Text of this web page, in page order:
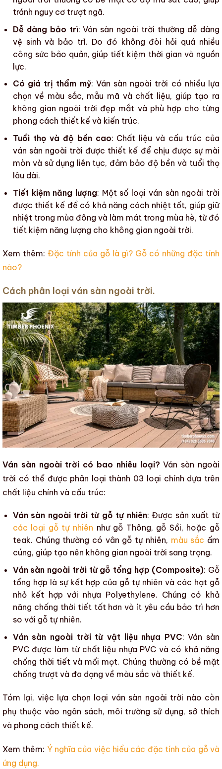
tránh nguy cơ trượt ngã.
Dễ dàng bảo trì:Ván sàn ngoài trời thường dễ dàng
vệ sinh và bảo trì. Do đó không đòi hỏi quá nhiều
công sức bảo quản, giúp tiết kiệm thời gian và nguồn
lực.
Có giá trị thẩm mỹ: Ván sàn ngoài trời có nhiều lựa
chọn về màu sắc, mẫu mã và chất liệu, giúp tạo ra
không gian ngoài trời đẹp mắt và phù hợp cho từng
phong cách thiết kế và kiến trúc.
Tuổi thọ và độ bền cao: Chất liệu và cấu trúc của
ván sàn ngoài trời được thiết kế để chịu được sự mài
mòn và sử dụng liên tục, đảm bảo độ bền và tuổi thọ
lâu dài.
Tiết kiệm năng lượng: Một số loại ván sàn ngoài trời
được thiết kế để có khả năng cách nhiệt tốt, giúp giữ
nhiệt trong mùa đông và làm mát trong mùa hè, từ đó
tiết kiệm năng lượng cho không gian ngoài trời.
Xem thêm: Đặc tính của gỗ là gì? Gỗ có những đặc tính
nào?
Cách phân loại ván sàn ngoài trời.
Ván sàn ngoài trời có bao nhiêu loại? Ván sàn ngoài
trời có thể được phân loại thành 03 loại chính dựa trên
chất liệu chính và cấu trúc:
Ván sàn ngoài trời từ gỗ tự nhiên: Được sản xuất từ
các loại gỗ tự nhiên như gỗ Thông, gỗ Sồi, hoặc gỗ
teak. Chúng thường có vân gỗ tự nhiên, màu sắc ấm
cúng, giúp tạo nên không gian ngoài trời sang trọng.
Ván sàn ngoài trời từ gỗ tổng hợp (Composite): Gỗ
tổng hợp là sự kết hợp của gỗ tự nhiên và các hạt gỗ
nhỏ kết hợp với nhựa Polyethylene. Chúng có khả
năng chống thời tiết tốt hơn và ít yêu cầu bảo trì hơn
so với gỗ tự nhiên.
Ván sàn ngoài trời từ vật liệu nhựa PVC: Ván sàn
PVC được làm từ chất liệu nhựa PVC và có khả năng
chống thời tiết và mối mọt. Chúng thường có bề mặt
chống trượt và đa dạng về màu sắc và thiết kế.
Tóm lại, việc lựa chọn loại ván sàn ngoài trời nào còn
phụ thuộc vào ngân sách, môi trường sử dụng, sở thích
và phong cách thiết kế.
Xem thêm: Ý nghĩa của việc hiểu các đặc tính của gỗ và
ứng dụng.